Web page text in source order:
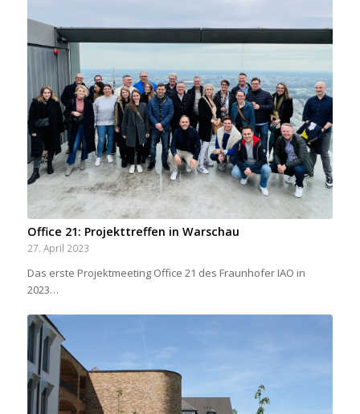
Office 21: Projekttreffen in Warschau
27. April 2023
Das erste Projektmeeting Office 21 des Fraunhofer IAO in
2023…